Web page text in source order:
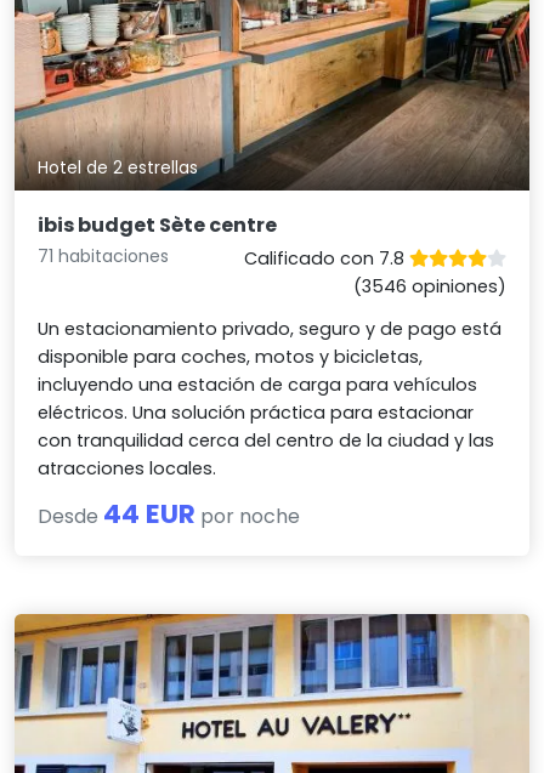
Hotel de 2 estrellas
ibis budget Sète centre
71 habitaciones
Calificado con 7.8
(3546 opiniones)
Un estacionamiento privado, seguro y de pago está
disponible para coches, motos y bicicletas,
incluyendo una estación de carga para vehículos
eléctricos. Una solución práctica para estacionar
con tranquilidad cerca del centro de la ciudad y las
atracciones locales.
Desde 44 EUR por noche